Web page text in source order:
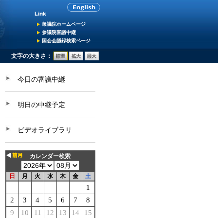
衆議院ホームページ
参議院審議中継
国会会議録検索ページ
文字の大きさ：
今日の審議中継
明日の中継予定
ビデオライブラリ
カレンダー検索
日 月 火 水 木 金 土
1
2
3 4 5 6 7
8
9
10 11 12 13 14
15